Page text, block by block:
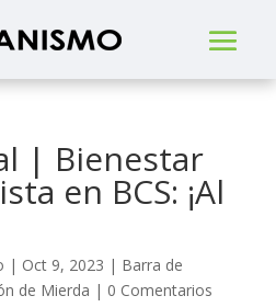
| Bienestar
en BCS: ¡Al
| Oct 9, 2023 | Barra de
de Mierda | 0 Comentarios